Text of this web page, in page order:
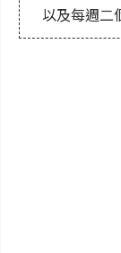
以及每週二